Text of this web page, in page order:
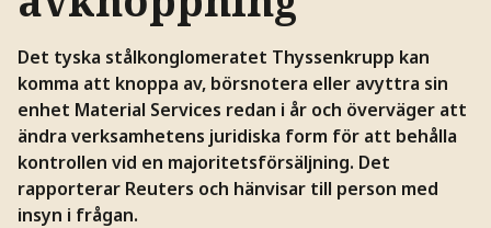
Det tyska stålkonglomeratet Thyssenkrupp kan
komma att knoppa av, börsnotera eller avyttra sin
enhet Material Services redan i år och överväger att
ändra verksamhetens juridiska form för att behålla
kontrollen vid en majoritetsförsäljning. Det
rapporterar Reuters och hänvisar till person med
insyn i frågan.